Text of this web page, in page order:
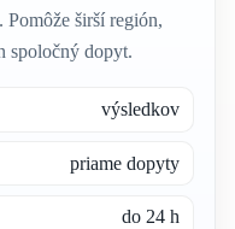
širší región,
spoločný dopyt.
výsledkov
priame dopyty
do 24 h